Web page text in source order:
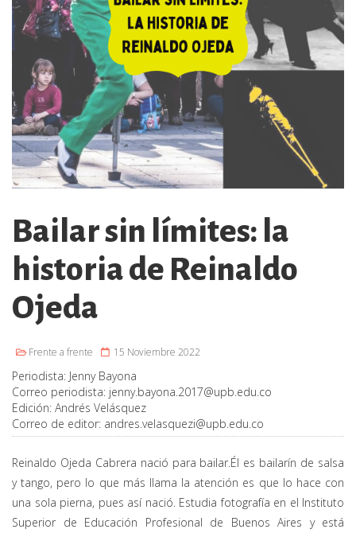
Bailar sin límites: la
historia de Reinaldo
Ojeda
Frente a frente 15 Noviembre 2022
Periodista: Jenny Bayona
Correo periodista: jenny.bayona.2017@upb.edu.co
Edición: Andrés Velásquez
Correo de editor: andres.velasquezi@upb.edu.co
Reinaldo Ojeda Cabrera nació para bailar.Él es bailarín de salsa
y tango, pero lo que más llama la atención es que lo hace con
una sola pierna, pues así nació. Estudia fotografía en el Instituto
Superior de Educación Profesional de Buenos Aires y está